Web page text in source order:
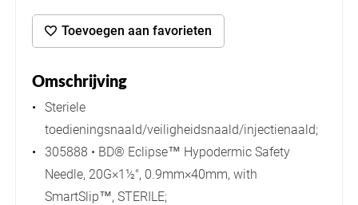
Toevoegen aan favorieten
Omschrijving
Steriele
toedieningsnaald/veiligheidsnaald/injectienaald;
305888 • BD® Eclipse™ Hypodermic Safety
Needle, 20G×1½", 0.9mm×40mm, with
SmartSlip™, STERILE;